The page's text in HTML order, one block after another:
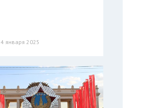
4 января 2025